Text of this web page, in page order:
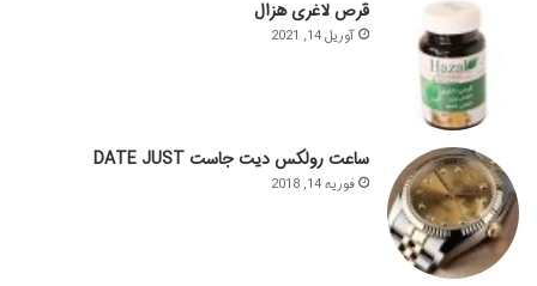
قرص لاغری هزال
آوریل 14, 2021
ساعت رولکس دیت جاست DATE JUST
فوریه 14, 2018